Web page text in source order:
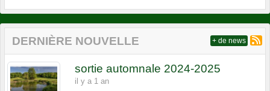
DERNIÈRE NOUVELLE
sortie automnale 2024-2025
il y a 1 an
+ de news